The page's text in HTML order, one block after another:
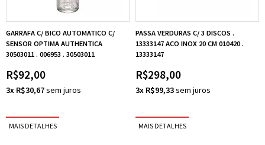
GARRAFA C/ BICO AUTOMATICO C/
SENSOR OPTIMA AUTHENTICA
30503011 . 006953 . 30503011
R$92,00
3x R$30,67
PASSA VERDURAS C/ 3 DISCOS .
13333147 ACO INOX 20 CM 010420 .
13333147
R$298,00
3x R$99,33